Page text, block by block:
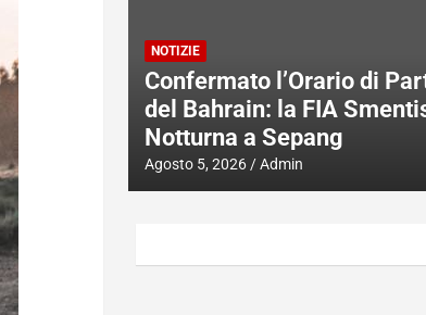
NOTIZIE
Confermato l’Orario di
del Bahrain: la FIA
Notturna a Sepang
Agosto 5, 2026 Admin